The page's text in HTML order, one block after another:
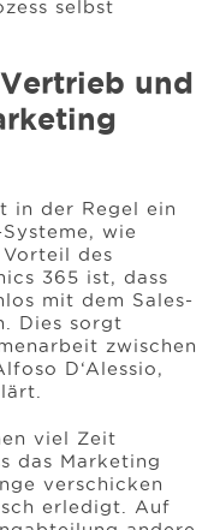
selbst
und
in der Regel ein
wie
des
365 ist, dass
mit dem Sales-
Dies sorgt
zwischen
D‘Alessio,
viel Zeit
das Marketing
verschicken
erledigt. Auf